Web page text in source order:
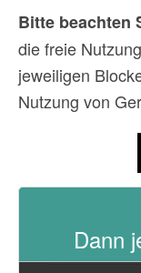
Bitte beachten
die freie
jeweiligen
Nutzung von
Dann